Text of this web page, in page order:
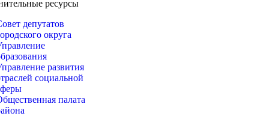
ресурсы
депутатов
округа
развития
социальной
палата